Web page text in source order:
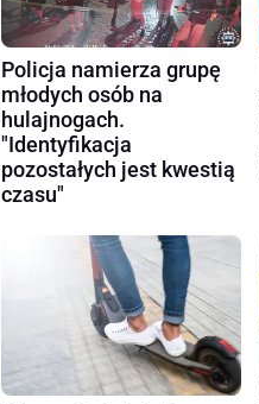
Policja namierza grupę
młodych osób na
hulajnogach.
"Identyfikacja
pozostałych jest kwestią
czasu"